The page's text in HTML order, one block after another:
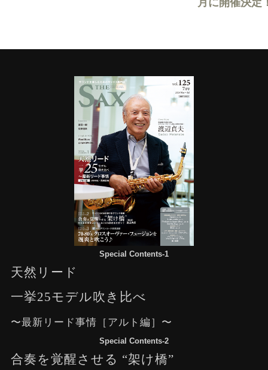
Special Contents-1
天然リード
一挙25モデル吹き比べ
〜最新リード事情［アルト編］〜
Special Contents-2
合奏を覚醒させる “架け橋”